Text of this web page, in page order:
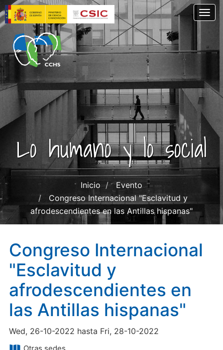
Skip
to
main
content
Lo humano y lo social
Inicio
Evento
Congreso Internacional "Esclavitud y
afrodescendientes en las Antillas hispanas"
Congreso Internacional
"Esclavitud y
afrodescendientes en
las Antillas hispanas"
Wed, 26-10-2022 hasta Fri, 28-10-2022